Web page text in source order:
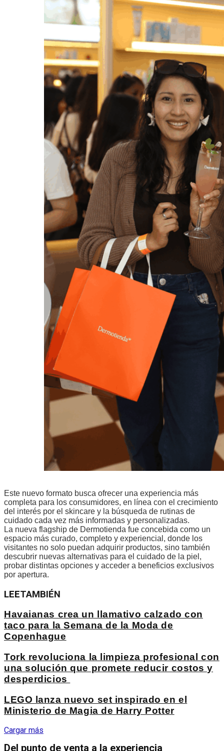
Este nuevo formato busca ofrecer una experiencia más
completa para los consumidores, en línea con el crecimiento
del interés por el skincare y la búsqueda de rutinas de
cuidado cada vez más informadas y personalizadas.
La nueva flagship de Dermotienda fue concebida como un
espacio más curado, completo y experiencial, donde los
visitantes no solo puedan adquirir productos, sino también
descubrir nuevas alternativas para el cuidado de la piel,
probar distintas opciones y acceder a beneficios exclusivos
por apertura.
LEETAMBIÉN
Havaianas crea un llamativo calzado con
taco para la Semana de la Moda de
Copenhague
Tork revoluciona la limpieza profesional con
una solución que promete reducir costos y
desperdicios
LEGO lanza nuevo set inspirado en el
Ministerio de Magia de Harry Potter
Cargar más
Del punto de venta a la experiencia